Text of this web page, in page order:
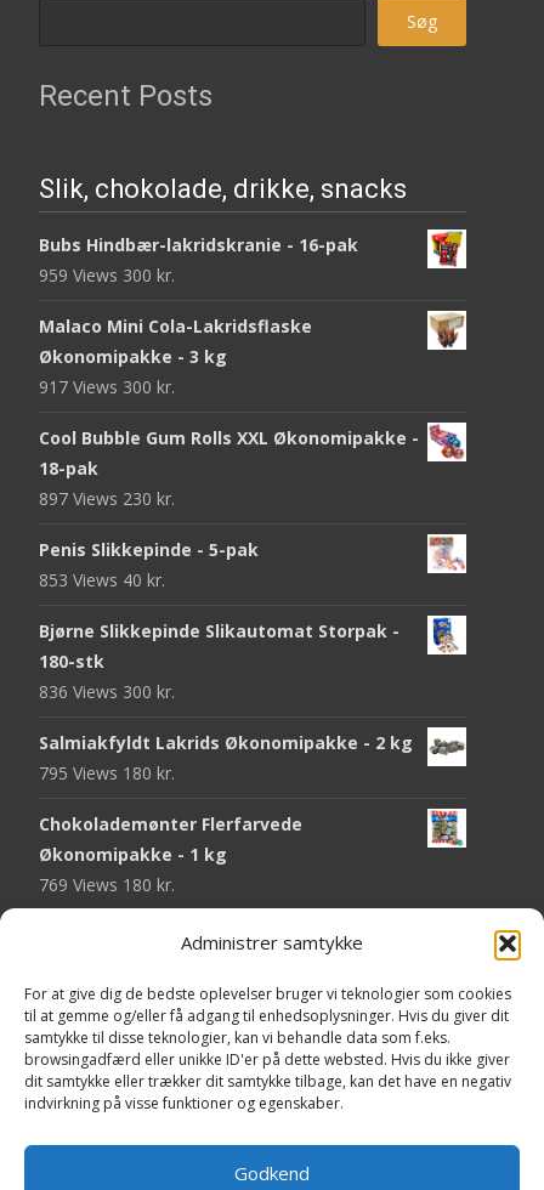
Administrer samtykke
For at give dig de bedste oplevelser bruger vi teknologier som cookies
til at gemme og/eller få adgang til enhedsoplysninger. Hvis du giver dit
samtykke til disse teknologier, kan vi behandle data som f.eks.
browsingadfærd eller unikke ID'er på dette websted. Hvis du ikke giver
dit samtykke eller trækker dit samtykke tilbage, kan det have en negativ
indvirkning på visse funktioner og egenskaber.
Godkend
Søg
Recent Posts
Slik, chokolade, drikke, snacks
Bubs Hindbær-lakridskranie - 16-pak
959 Views 300 kr.
Malaco Mini Cola-Lakridsflaske
Økonomipakke - 3 kg
917 Views 300 kr.
Cool Bubble Gum Rolls XXL Økonomipakke -
18-pak
897 Views 230 kr.
Penis Slikkepinde - 5-pak
853 Views 40 kr.
Bjørne Slikkepinde Slikautomat Storpak -
180-stk
836 Views 300 kr.
Salmiakfyldt Lakrids Økonomipakke - 2 kg
795 Views 180 kr.
Chokolademønter Flerfarvede
Økonomipakke - 1 kg
769 Views 180 kr.
Malaco Stjerner Lakrids - 92 gram
Pringles Hot & Spicy - 165 gram
745 Views40 kr.
Fini Krudttønder Tyggegummi